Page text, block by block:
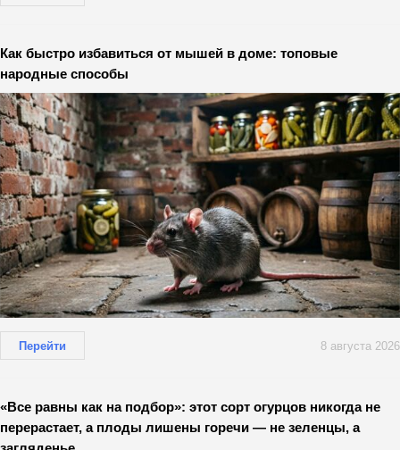
Как быстро избавиться от мышей в доме: топовые
народные способы
Перейти 8 августа 2026
«Все равны как на подбор»: этот сорт огурцов никогда не
перерастает, а плоды лишены горечи — не зеленцы, а